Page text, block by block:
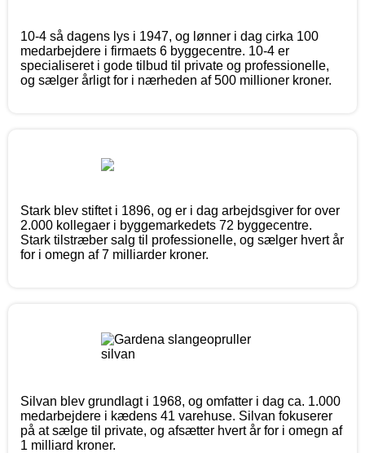
10-4 så dagens lys i 1947, og lønner i dag cirka 100
medarbejdere i firmaets 6 byggecentre. 10-4 er
specialiseret i gode tilbud til private og professionelle,
og sælger årligt for i nærheden af 500 millioner kroner.
Stark blev stiftet i 1896, og er i dag arbejdsgiver for over
2.000 kollegaer i byggemarkedets 72 byggecentre.
Stark tilstræber salg til professionelle, og sælger hvert år
for i omegn af 7 milliarder kroner.
Silvan blev grundlagt i 1968, og omfatter i dag ca. 1.000
medarbejdere i kædens 41 varehuse. Silvan fokuserer
på at sælge til private, og afsætter hvert år for i omegn af
1 milliard kroner.